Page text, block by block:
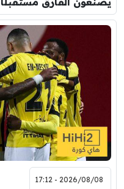
2026/08/08 - 17:12